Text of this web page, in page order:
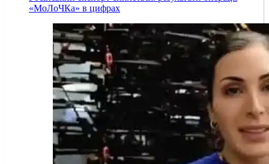
«МоЛоЧКа» в цифрах